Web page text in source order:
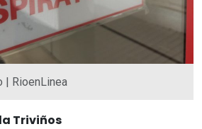
| RioenLinea
Triviños